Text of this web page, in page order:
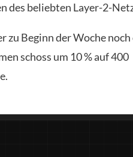
des beliebten Layer-2-
zu Beginn der Woche
schoss um 10 % auf 400